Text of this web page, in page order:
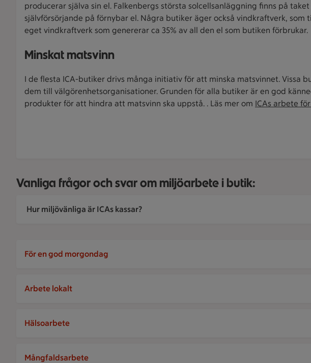
producerar själva sin el. Falkenbergs största solcellsanläggning finns på
självförsörjande på förnybar el. Några butiker äger också vindkraftverk, som
eget vindkraftverk som genererar ca 35% av all den el som butiken förbrukar.
Minskat matsvinn
I de flesta ICA-butiker drivs många initiativ för att minska matsvinnet. Vissa
dem till välgörenhetsorganisationer. Grunden för alla butiker är en god
produkter för att hindra att matsvinn ska uppstå. . Läs mer om ICAs arbete
Vanliga frågor och svar om miljöarbete i butik:
Hur miljövänliga är ICAs kassar?
För en god morgondag
Arbete lokalt
Hälsoarbete
Mångfaldsarbete